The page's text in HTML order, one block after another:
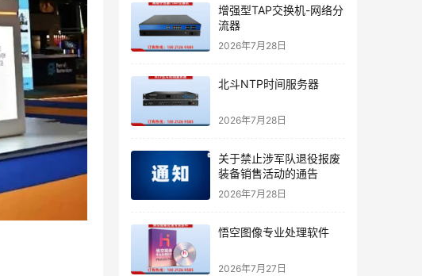
增强型TAP交换机-网络分
流器
2026年7月28日
北斗NTP时间服务器
2026年7月28日
关于禁止涉军队退役报废
装备销售活动的通告
2026年7月28日
悟空图像专业处理软件
2026年7月27日